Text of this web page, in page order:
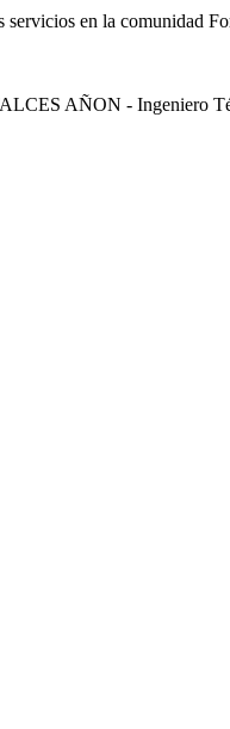
servicios en la comunidad
AÑON - Ingeniero